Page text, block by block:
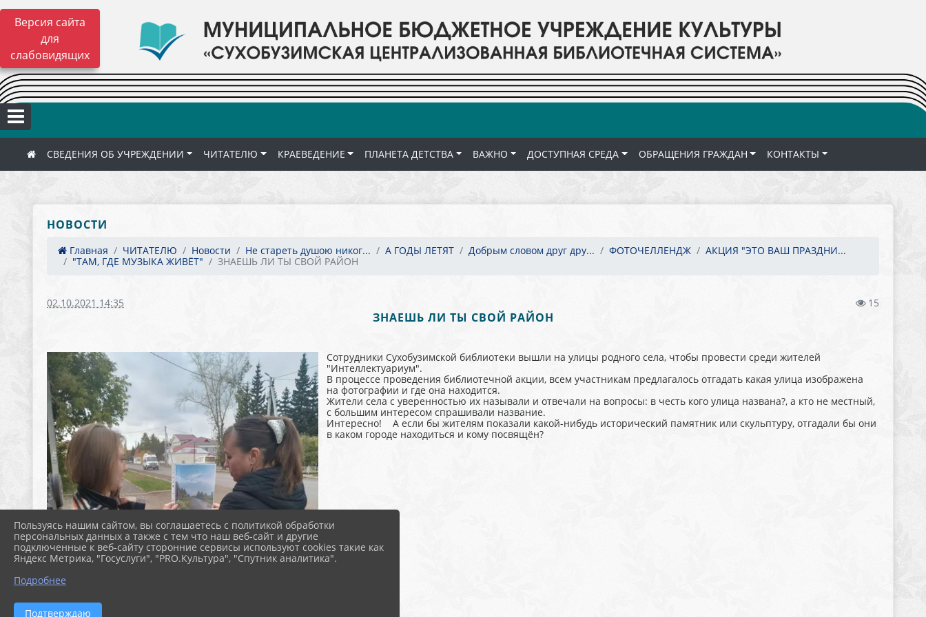
Версия сайта
для
слабовидящих
СВЕДЕНИЯ ОБ УЧРЕЖДЕНИИ ЧИТАТЕЛЮ КРАЕВЕДЕНИЕ ПЛАНЕТА ДЕТСТВА ВАЖНО ДОСТУПНАЯ СРЕДА ОБРАЩЕНИЯ ГРАЖДАН КОНТАКТЫ
НОВОСТИ
Главная ЧИТАТЕЛЮ Новости Не стареть душою никог... А ГОДЫ ЛЕТЯТ Добрым словом друг дру... ФОТОЧЕЛЛЕНДЖ
АКЦИЯ "ЭТО ВАШ ПРАЗДНИ...
"ТАМ, ГДЕ МУЗЫКА ЖИВЁТ"
ЗНАЕШЬ ЛИ ТЫ СВОЙ РАЙОН
02.10.2021 14:35 15
ЗНАЕШЬ ЛИ ТЫ СВОЙ РАЙОН
Сотрудники Сухобузимской библиотеки вышли на улицы родного села, чтобы провести среди жителей
"Интеллектуариум".
В процессе проведения библиотечной акции, всем участникам предлагалось отгадать какая улица изображена
на фотографии и где она находится.
Жители села с уверенностью их называли и отвечали на вопросы: в честь кого улица названа?, а кто не местный,
с большим интересом спрашивали название.
Интересно! А если бы жителям показали какой-нибудь исторический памятник или скульптуру, отгадали бы они
в каком городе находиться и кому посвящён?
Пользуясь нашим сайтом, вы соглашаетесь с политикой обработки
персональных данных а также с тем что наш веб-сайт и другие
подключенные к веб-сайту сторонние сервисы используют cookies такие как
Яндекс Метрика, "Госуслуги", "PRO.Культура", "Спутник аналитика".
Подробнее
Подтверждаю